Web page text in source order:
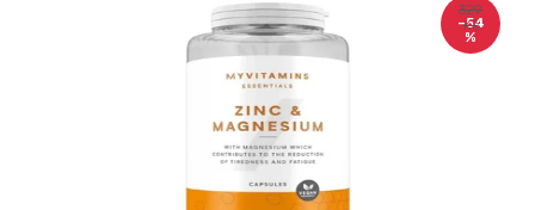
329
Kč
–54
%